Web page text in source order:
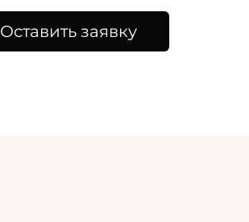
Оставить заявку